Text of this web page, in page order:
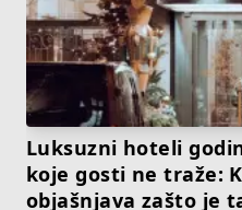
Luksuzni hoteli
koje gosti ne traže:
objašnjava zašto je